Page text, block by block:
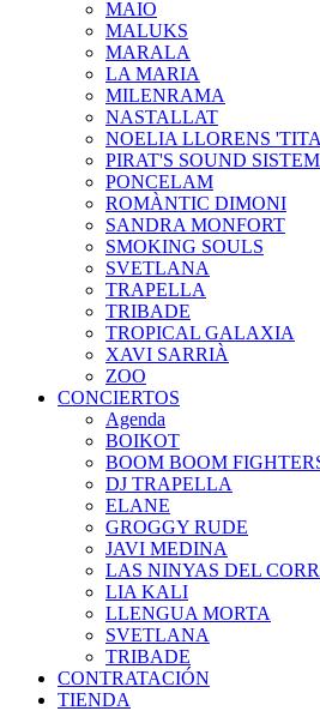
MAIO
MALUKS
MARALA
LA MARIA
MILENRAMA
NASTALLAT
NOELIA LLORENS
PIRAT'S SOUND
PONCELAM
ROMÀNTIC DIMONI
SANDRA MONFORT
SMOKING SOULS
SVETLANA
TRAPELLA
TRIBADE
TROPICAL GALAXIA
XAVI SARRIÀ
ZOO
CONCIERTOS
Agenda
BOIKOT
BOOM BOOM
DJ TRAPELLA
ELANE
GROGGY RUDE
JAVI MEDINA
LAS NINYAS DEL
LIA KALI
LLENGUA MORTA
SVETLANA
TRIBADE
CONTRATACIÓN
TIENDA